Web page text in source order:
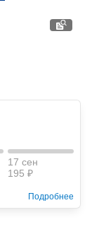
17 сен
195 ₽
Подробнее